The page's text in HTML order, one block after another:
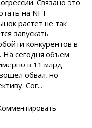
Связано это
на NFT
растет не так
запускать
конкурентов в
На сегодня объем
в 11 млрд
обвал, но
Сог...